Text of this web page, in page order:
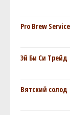
Pro Brew Service
Эй Би Си Трейд
Вятский солод